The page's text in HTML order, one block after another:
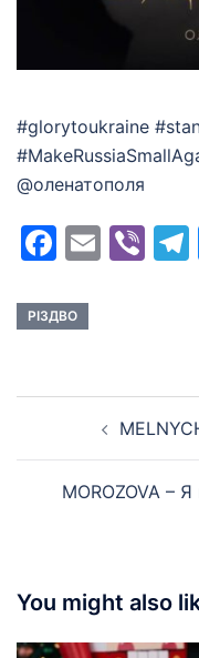
#glorytoukraine
@оленатополя
Email
РІЗДВО
navigation
MOROZOVA –
You might also